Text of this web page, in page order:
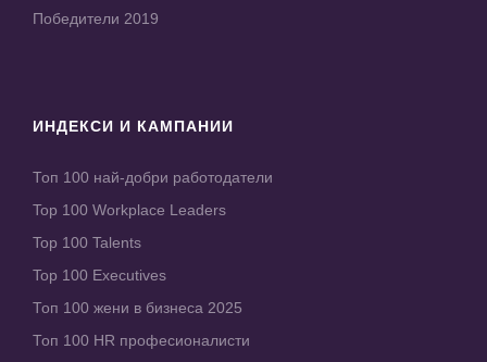
Победители 2019
ИНДЕКСИ И КАМПАНИИ
Топ 100 най-добри работодатели
Top 100 Workplace Leaders
Top 100 Talents
Top 100 Executives
Топ 100 жени в бизнеса 2025
Топ 100 HR професионалисти